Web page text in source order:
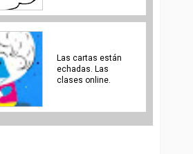
Las cartas están
echadas. Las
clases online.